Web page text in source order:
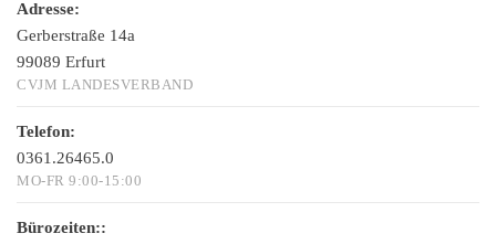
Adresse:
Gerberstraße 14a
99089 Erfurt
CVJM LANDESVERBAND
Telefon:
0361.26465.0
MO-FR 9:00-15:00
Bürozeiten::